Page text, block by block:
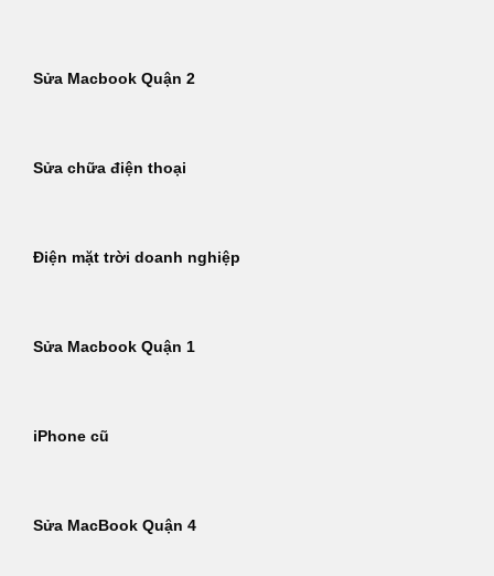
Sửa Macbook Quận 2
Sửa chữa điện thoại
Điện mặt trời doanh nghiệp
Sửa Macbook Quận 1
iPhone cũ
Sửa MacBook Quận 4